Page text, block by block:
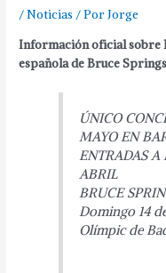
/Noticias / PorJorge
Información oficial sobre
española de Bruce
ÚNICO
MAYO EN
ENTRADAS A
ABRIL
BRUCE
Domingo 14
Olímpic de